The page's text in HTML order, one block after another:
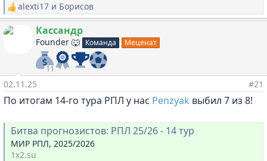
Р
е
а
:
alexti17 и Борисов
Кассандр
Founder 🐺 Команда Меценат
11
02.11.25 #21
По итогам 14-го тура РПЛ у нас Penzyak выбил 7 из 8!
Битва прогнозистов: РПЛ 25/26 - 14 тур
МИР РПЛ, 2025/2026
1x2.su